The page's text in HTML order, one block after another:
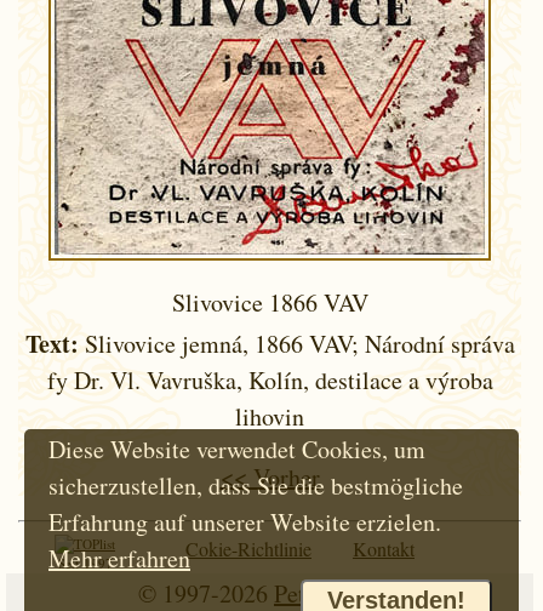
Slivovice 1866 VAV
Text: Slivovice jemná, 1866 VAV; Národní správa
fy Dr. Vl. Vavruška, Kolín, destilace a výroba
lihovin
<< Vorher
Seit 1997
Cokie-Richtlinie Kontakt
© 1997-2026 Petr Hloušek
Diese Website verwendet Cookies, um
sicherzustellen, dass Sie die bestmögliche
Erfahrung auf unserer Website erzielen.
Mehr erfahren
Verstanden!